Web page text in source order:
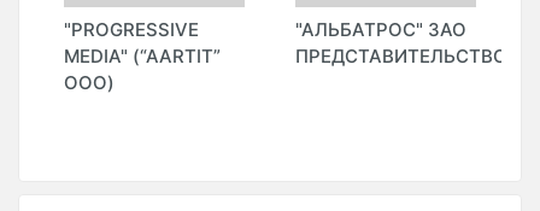
"PROGRESSIVE
MEDIA" (“AARTIT”
ООО)
"АЛЬБАТРОС" ЗАО
ПРЕДСТАВИТЕЛЬСТВО